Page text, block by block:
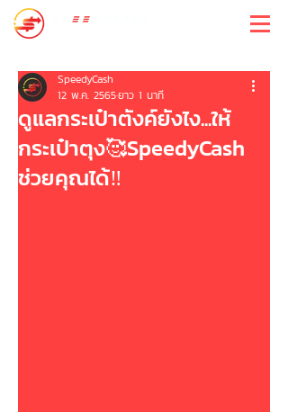
ดูแลกระเป๋าตังค์ยังไง...ให้
กระเป๋าตุง🥰SpeedyCash
ช่วยคุณได้‼️
SpeedyCash
12 พ.ค. 2565ยาว 1 นาที